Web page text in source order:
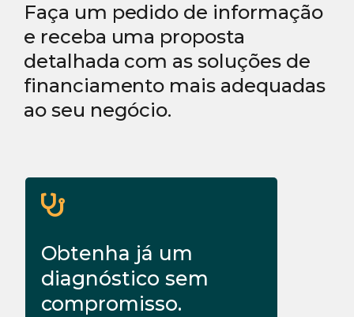
Faça um pedido de informação
e receba uma proposta
detalhada com as soluções de
financiamento mais adequadas
ao seu negócio.
Obtenha já um
diagnóstico sem
compromisso.